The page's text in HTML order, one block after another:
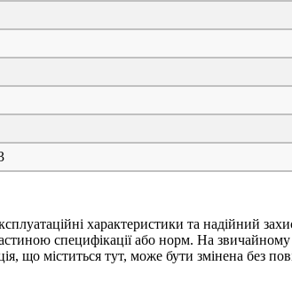
характеристики та надійний
специфікації або норм. На звичайному
що міститься тут, може бути змінена без